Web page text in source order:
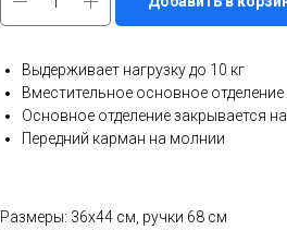
Выдерживает нагрузку до 10 кг
Вместительное основное отделение
Основное отделение закрывается
Передний карман на молнии
Размеры: 36х44 см, ручки 68 см